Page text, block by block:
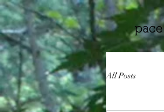
All Posts